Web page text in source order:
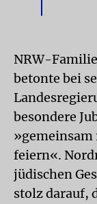
NRW-
betonte bei
besondere
»gemeinsam
feiern«.
jüdischen
stolz darauf,